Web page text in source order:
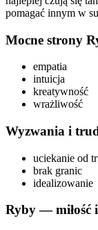
pomagać innym w
Mocne strony
empatia
intuicja
kreatywność
wrażliwość
Wyzwania i
uciekanie od
brak granic
idealizowanie
Ryby— miłość